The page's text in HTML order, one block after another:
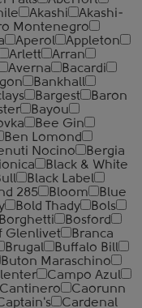
Akashi
Akashi-
Montenegro
Aperol
Appleton
Arlett
Arran
Averna
Bacardi
Bankhall
Bargest
Baron
Bayou
Bee Gin
Ben Lomond
Nocino
Bergia
Black & White
Black Label
285 Bloom
Blue
Bold Thady
Bols
Borghetti
Bosford
Glenlivet
Branca
Brugal
Buffalo Bill
Buton Maraschino
Campo Azul
Cantinero
Caorunn
Cardenal